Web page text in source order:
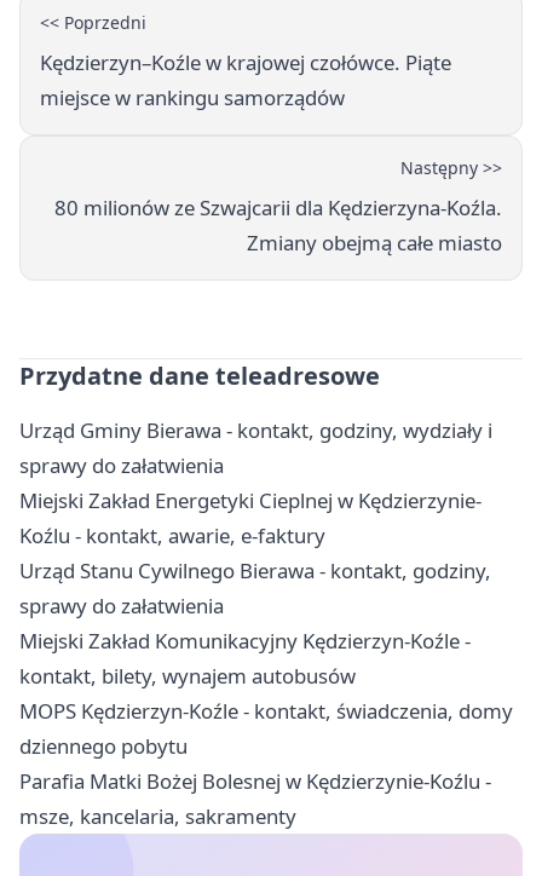
<< Poprzedni
Kędzierzyn–Koźle w krajowej czołówce. Piąte
miejsce w rankingu samorządów
Następny >>
80 milionów ze Szwajcarii dla Kędzierzyna-Koźla.
Zmiany obejmą całe miasto
Przydatne dane teleadresowe
Urząd Gminy Bierawa - kontakt, godziny, wydziały i
sprawy do załatwienia
Miejski Zakład Energetyki Cieplnej w Kędzierzynie-
Koźlu - kontakt, awarie, e-faktury
Urząd Stanu Cywilnego Bierawa - kontakt, godziny,
sprawy do załatwienia
Miejski Zakład Komunikacyjny Kędzierzyn-Koźle -
kontakt, bilety, wynajem autobusów
MOPS Kędzierzyn-Koźle - kontakt, świadczenia, domy
dziennego pobytu
Parafia Matki Bożej Bolesnej w Kędzierzynie-Koźlu -
msze, kancelaria, sakramenty